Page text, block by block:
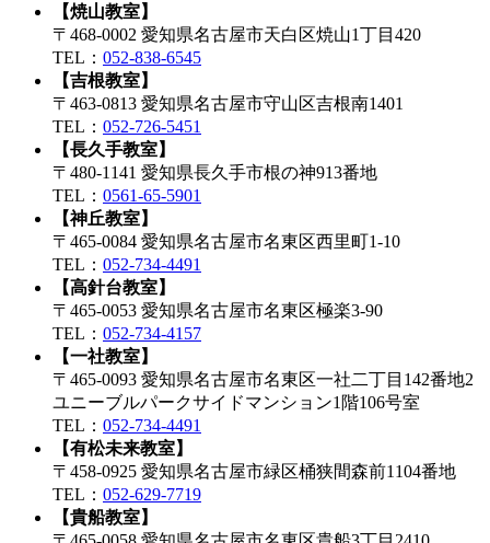
【焼山教室】
〒468-0002 愛知県名古屋市天白区焼山1丁目420
TEL： 052-838-6545
【吉根教室】
〒463-0813 愛知県名古屋市守山区吉根南1401
TEL： 052-726-5451
【長久手教室】
〒480-1141 愛知県長久手市根の神913番地
TEL： 0561-65-5901
【神丘教室】
〒465-0084 愛知県名古屋市名東区西里町1-10
TEL： 052-734-4491
【高針台教室】
〒465-0053 愛知県名古屋市名東区極楽3-90
TEL： 052-734-4157
【一社教室】
〒465-0093 愛知県名古屋市名東区一社二丁目142番地2
ユニーブルパークサイドマンション1階106号室
TEL： 052-734-4491
【有松未来教室】
〒458-0925 愛知県名古屋市緑区桶狭間森前1104番地
TEL： 052-629-7719
【貴船教室】